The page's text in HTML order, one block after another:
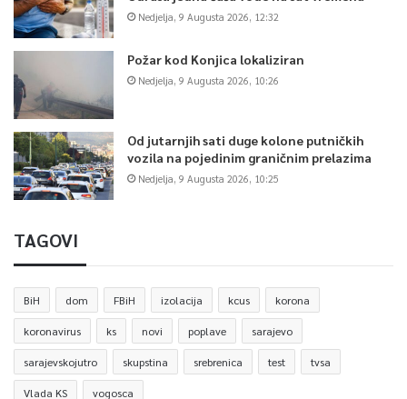
Nedjelja, 9 Augusta 2026, 12:32
Požar kod Konjica lokaliziran
Nedjelja, 9 Augusta 2026, 10:26
Od jutarnjih sati duge kolone putničkih
vozila na pojedinim graničnim prelazima
Nedjelja, 9 Augusta 2026, 10:25
TAGOVI
BiH dom FBiH izolacija kcus korona
koronavirus ks novi poplave sarajevo
sarajevskojutro skupstina srebrenica test tvsa
Vlada KS vogosca